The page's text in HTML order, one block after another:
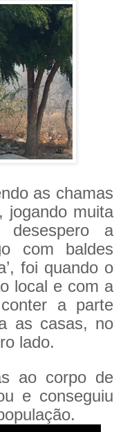
as chamas
jogando muita
a
com baldes
foi quando o
local e com a
a parte
as casas, no
lado.
ao corpo de
e conseguiu